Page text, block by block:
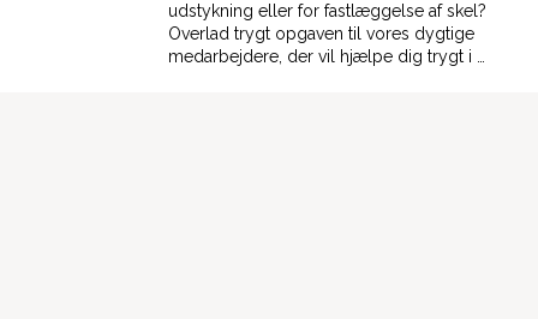
udstykning eller for fastlæggelse af skel?
Overlad trygt opgaven til vores dygtige
medarbejdere, der vil hjælpe dig trygt i …